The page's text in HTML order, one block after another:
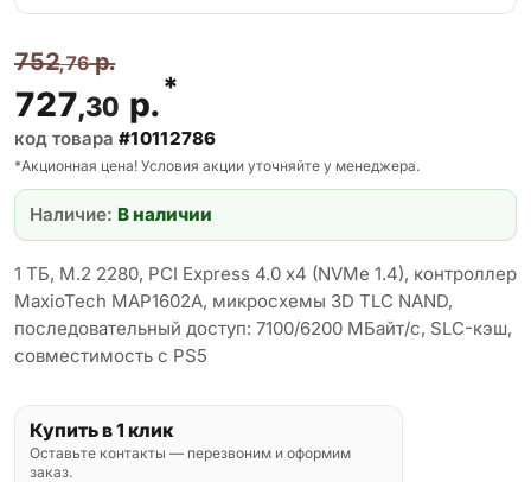
752,76р.
727,30 р.*
код товара #10112786
*Акционная цена! Условия акции уточняйте у менеджера.
Наличие: В наличии
1 ТБ, M.2 2280, PCI Express 4.0 x4 (NVMe 1.4), контроллер
MaxioTech MAP1602A, микросхемы 3D TLC NAND,
последовательный доступ: 7100/6200 МБайт/с, SLC-кэш,
совместимость с PS5
Купить в 1 клик
Оставьте контакты — перезвоним и оформим
заказ.